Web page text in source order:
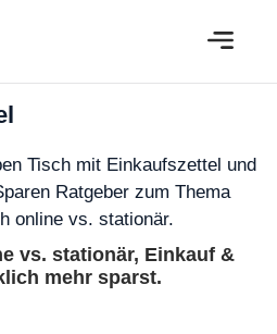
vs. stationär, Einkauf &
mehr sparst.